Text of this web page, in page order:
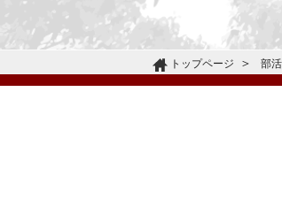
トップページ 部